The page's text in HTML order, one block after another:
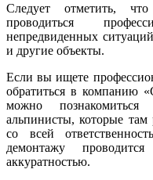
Следует отметить,
проводиться
непредвиденных
и другие объекты.
Если вы ищете
обратиться в компанию
можно
альпинисты, которые там
со всей
демонтажу
аккуратностью.